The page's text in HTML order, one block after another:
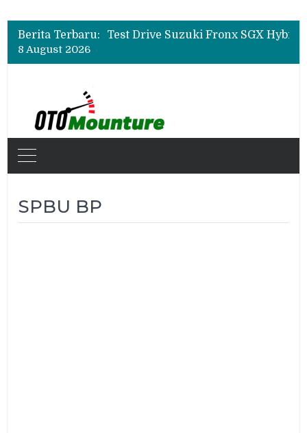
Berita Terbaru:
Beli Mobil Jangan Cuma Lihat Cicilan, TAF dan OJK Tekankan Pentingnya Literasi Keuangan
Beli Mobil Jangan Cuma Lihat Cicilan, TAF dan OJK Tekankan Pentingnya Literasi Keuangan
8 August 2026
SPBU BP